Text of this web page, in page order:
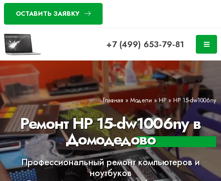
ОСТАВИТЬ ЗАЯВКУ
+7 (499) 653-79-81
Главная » Модели »HP» HP 15-dw1006ny
Ремонт HP 15-dw1006ny в
Домодедово
Профессиональный ремонт компьютеров и
ноутбуков